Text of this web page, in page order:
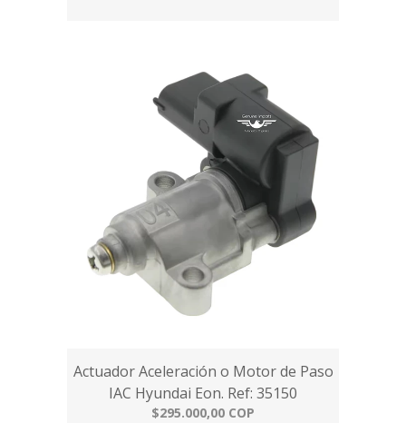
Actuador Aceleración o Motor de Paso
IAC Hyundai Eon. Ref: 35150
$295.000,00 COP